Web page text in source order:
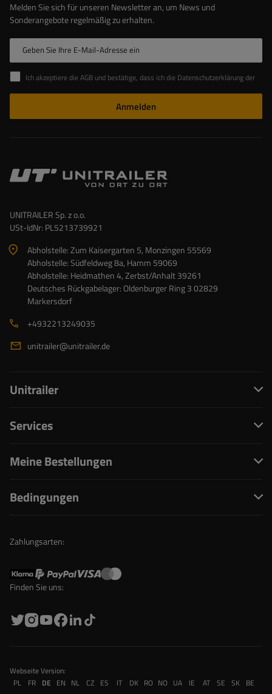
Melden Sie sich für unseren Newsletter an, um News und
Sonderangebote regelmäßig zu erhalten.
Geben Sie Ihre E-Mail-Adresse ein
Ich akzeptiere die AGB und bestätige, dass ich die Datenschutzerklärung der Website zur Kenntnis genommen habe
Anmelden
UNITRAILER Sp. z o.o.
USt-IdNr: PL5213739921
Abholstelle: Zum Kaisergarten 5, Monzingen 55569
Abholstelle: Südfeldweg 8a, Hamm 59069
Abholstelle: Heidmathen 4, Zerbst/Anhalt 39261
Deutsches Rückgabelager: Oldenburger Ring 3 02829
Markersdorf
+4932213249035
unitrailer@unitrailer.de
Unitrailer
Services
Meine Bestellungen
Bedingungen
Zahlungsarten:
Finden Sie uns:
Webseite Version:
PL
FR DE EN NL CZ ES IT DK RO NO UA IE AT SE SK BE